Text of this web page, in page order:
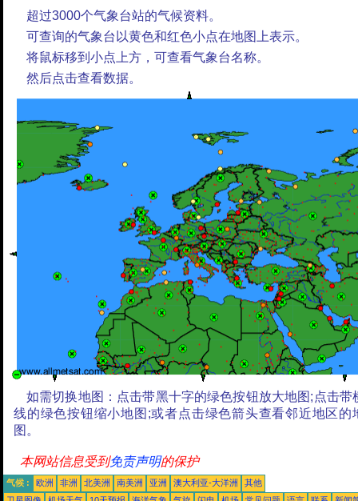
超过3000个气象台站的气候资料。
可查询的气象台以黄色和红色小点在地图上表示。
将鼠标移到小点上方，可查看气象台名称。
然后点击查看数据。
如需切换地图：点击带黑十字的绿色按钮放大地图;点击带
线的绿色按钮缩小地图;或者点击绿色箭头查看邻近地区的
图。
本网站信息受到免责声明的保护
气候 : 欧洲 非洲 北美洲 南美洲 亚洲 澳大利亚-大洋洲
其他